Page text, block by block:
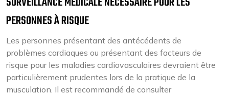
PERSONNES À RISQUE
Les personnes présentant des antécédents de
problèmes cardiaques ou présentant des facteurs de
risque pour les maladies cardiovasculaires devraient être
particulièrement prudentes lors de la pratique de la
musculation. Il est recommandé de consulter